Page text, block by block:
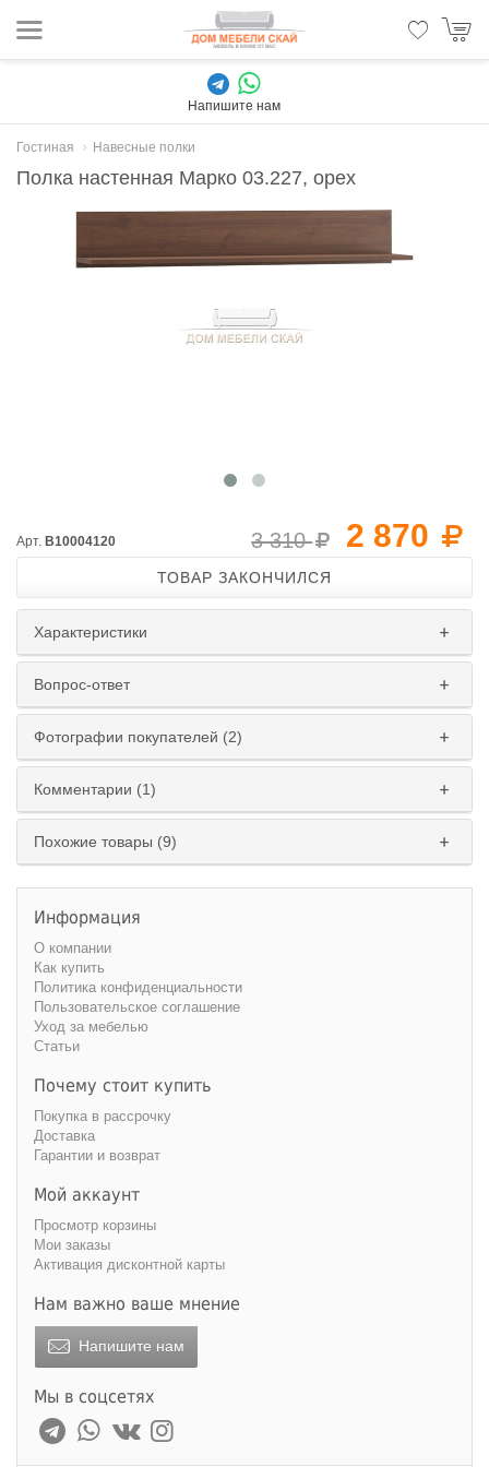
Напишите нам
Гостиная Навесные полки
Полка настенная Марко 03.227, орех
2 870
3 310
Арт. B10004120
ТОВАР ЗАКОНЧИЛСЯ
Характеристики
Вопрос-ответ
Фотографии покупателей (2)
Комментарии (1)
Похожие товары (9)
Информация
О компании
Как купить
Политика конфиденциальности
Пользовательское соглашение
Уход за мебелью
Статьи
Почему стоит купить
Покупка в рассрочку
Доставка
Гарантии и возврат
Мой аккаунт
Просмотр корзины
Мои заказы
Активация дисконтной карты
Нам важно ваше мнение
Напишите нам
Мы в соцсетях